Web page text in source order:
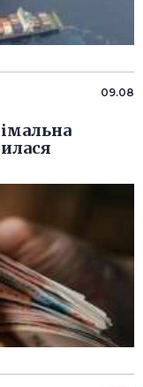
09.08